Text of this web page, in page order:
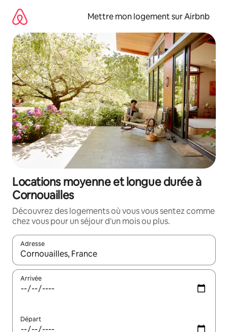
directement
contenu
Mettre mon logement sur Airbnb
Locations moyenne et longue durée à
Cornouailles
Découvrez des logements où vous vous sentez comme
chez vous pour un séjour d'un mois ou plus.
Adresse
Lorsque les résultats s'affichent, utilisez les flèches vers le
Arrivée
Départ